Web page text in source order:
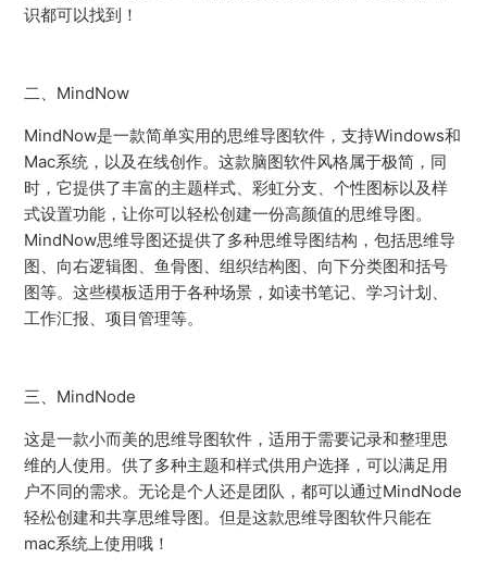
识都可以找到！
二、MindNow
MindNow是一款简单实用的思维导图软件，支持Windows和
Mac系统，以及在线创作。这款脑图软件风格属于极简，同
时，它提供了丰富的主题样式、彩虹分支、个性图标以及样
式设置功能，让你可以轻松创建一份高颜值的思维导图。
MindNow思维导图还提供了多种思维导图结构，包括思维导
图、向右逻辑图、鱼骨图、组织结构图、向下分类图和括号
图等。这些模板适用于各种场景，如读书笔记、学习计划、
工作汇报、项目管理等。
三、MindNode
这是一款小而美的思维导图软件，适用于需要记录和整理思
维的人使用。供了多种主题和样式供用户选择，可以满足用
户不同的需求。无论是个人还是团队，都可以通过MindNode
轻松创建和共享思维导图。但是这款思维导图软件只能在
mac系统上使用哦！